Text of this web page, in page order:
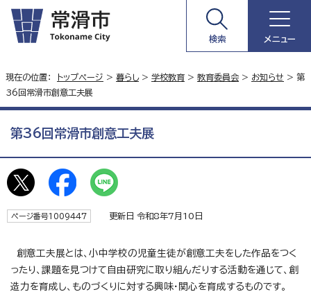
検索 メニュー
現在の位置： トップページ > 暮らし> 学校教育 > 教育委員会 > お知らせ > 第
36回常滑市創意工夫展
第36回常滑市創意工夫展
ページ番号1009447 更新日 令和8年7月10日
創意工夫展とは、小中学校の児童生徒が創意工夫をした作品をつく
ったり、課題を見つけて自由研究に取り組んだりする活動を通じて、創
造力を育成し、ものづくりに対する興味・関心を育成するものです。